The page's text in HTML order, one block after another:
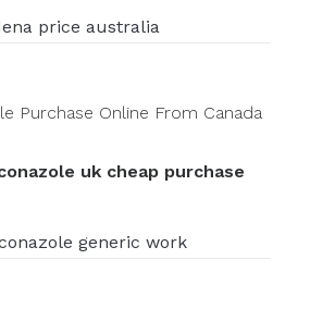
price australia
Purchase Online From Canada
uk cheap purchase
generic work